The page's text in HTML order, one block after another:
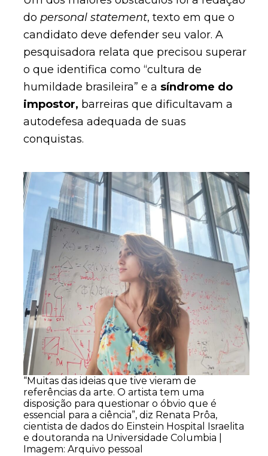
do personal statement, texto em que o
candidato deve defender seu valor. A
pesquisadora relata que precisou superar
o que identifica como “cultura de
humildade brasileira” e a síndrome do
impostor, barreiras que dificultavam a
autodefesa adequada de suas
conquistas.
“Muitas das ideias que tive vieram de
referências da arte. O artista tem uma
disposição para questionar o óbvio que é
essencial para a ciência”, diz Renata Prôa,
cientista de dados do Einstein Hospital Israelita
e doutoranda na Universidade Columbia |
Imagem: Arquivo pessoal